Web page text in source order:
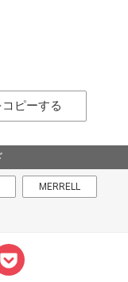
ピーする
MERRELL